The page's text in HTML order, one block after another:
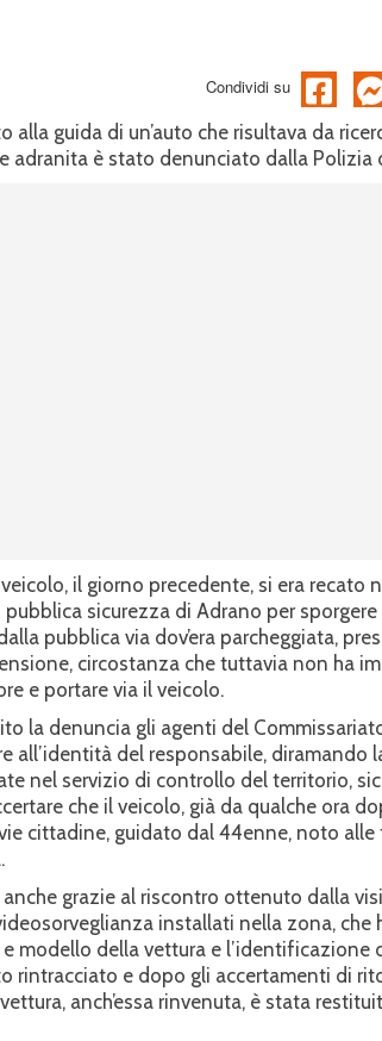
Condividi su
alla guida di un’auto che risultava da
adranita è stato denunciato dalla Polizia
il giorno precedente, si era recato
sicurezza di Adrano per
pubblica via dov’era parcheggiata,
circostanza che tuttavia non ha
e portare via il veicolo.
la denuncia gli agenti del
all’identità del responsabile, diramando
nel servizio di controllo del territorio,
che il veicolo, già da qualche ora
cittadine, guidato dal 44enne, noto alle
grazie al riscontro ottenuto dalla
installati nella zona, che
modello della vettura e l’identificazione
rintracciato e dopo gli accertamenti di
anch’essa rinvenuta, è stata